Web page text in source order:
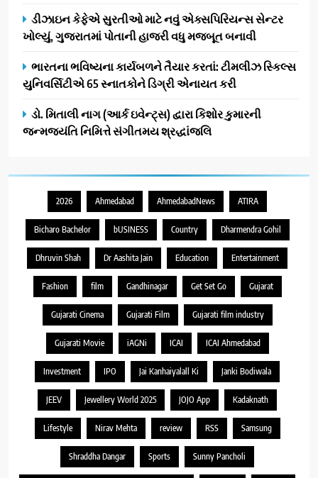
ડીઝાઇન કેફેએ સુરતીઓ માટે નવું એક્સપિરિયન્સ સેન્ટર
ખોલ્યું, ગુજરાતમાં પોતાની હાજરી વધુ મજબૂત બનાવી
ભારતના ભવિષ્યના કાર્યબળને તૈયાર કરતાં: ટીમલીઝ સ્કિલ્સ
યુનિવર્સિટીએ 65 સ્નાતકોને ડિગ્રી એનાયત કરી
ડો. મિતાલી નાગ (આર્ક ઇવેન્ટ્સ) દ્વારા કિશોર કુમારની
જન્મજયંતિ નિમિત્તે સંગીતમય શ્રદ્ધાંજલિ
2026 Ahmedabad AhmedabadNews ATIRA
Bicharo Bachelor bUSINESS Country Dharmendra Gohil
Dhruvin Shah Dr Aashita Jain Education Entertainment
Fashion film Gandhinagar Get Set Go Gujarat
Gujarati Cinema Gujarati Film Gujarati film industry
Gujarati Movie iAGNi ICAI ICAI Ahmedabad
Investment IPO Jai Kanhaiyalall Ki Janki Bodiwala
JEEV Jewellery World 2025 JOJO App Kadaknath
Lifestyle Nirav Mehta review RSS Samsung
Shraddha Dangar Sports Sunny Pancholi